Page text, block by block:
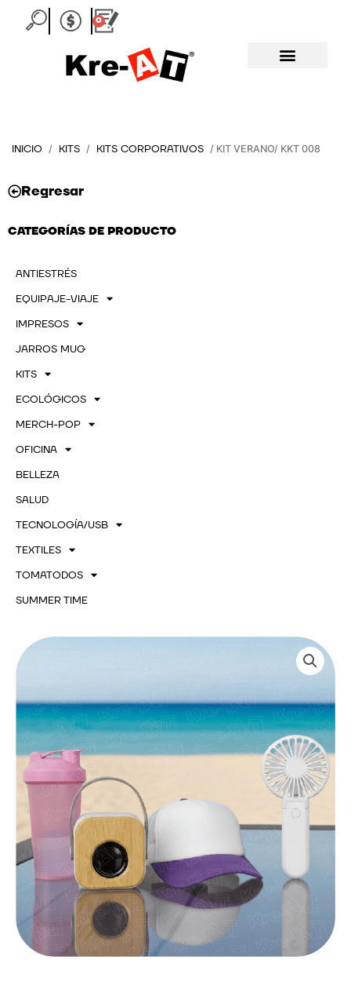
0
Carrito
INICIO / KITS / KITS CORPORATIVOS / KIT VERANO/ KKT 008
Regresar
CATEGORÍAS DE PRODUCTO
ANTIESTRÉS
EQUIPAJE-VIAJE
IMPRESOS
JARROS MUG
KITS
ECOLÓGICOS
MERCH-POP
OFICINA
BELLEZA
SALUD
TECNOLOGÍA/USB
TEXTILES
TOMATODOS
SUMMER TIME